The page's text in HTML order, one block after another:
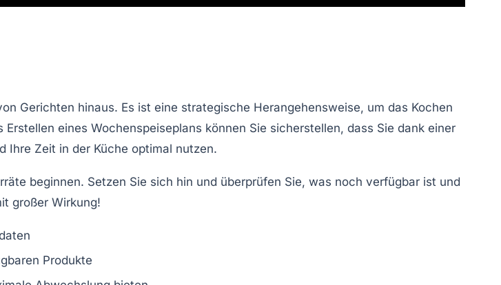
Gerichten hinaus. Es ist eine strategische Herangehensweise, um das Kochen
Erstellen eines Wochenspeiseplans können Sie sicherstellen, dass Sie dank einer
Ihre Zeit in der Küche optimal nutzen.
beginnen. Setzen Sie sich hin und überprüfen Sie, was noch verfügbar ist und
großer Wirkung!
Produkte